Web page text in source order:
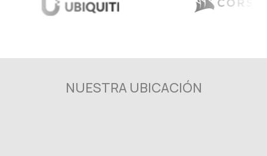
NUESTRA UBICACIÓN